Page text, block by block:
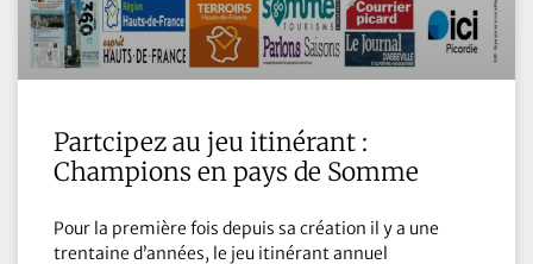
Partcipez au jeu itinérant :
Champions en pays de Somme
Pour la première fois depuis sa création il y a une
trentaine d’années, le jeu itinérant annuel